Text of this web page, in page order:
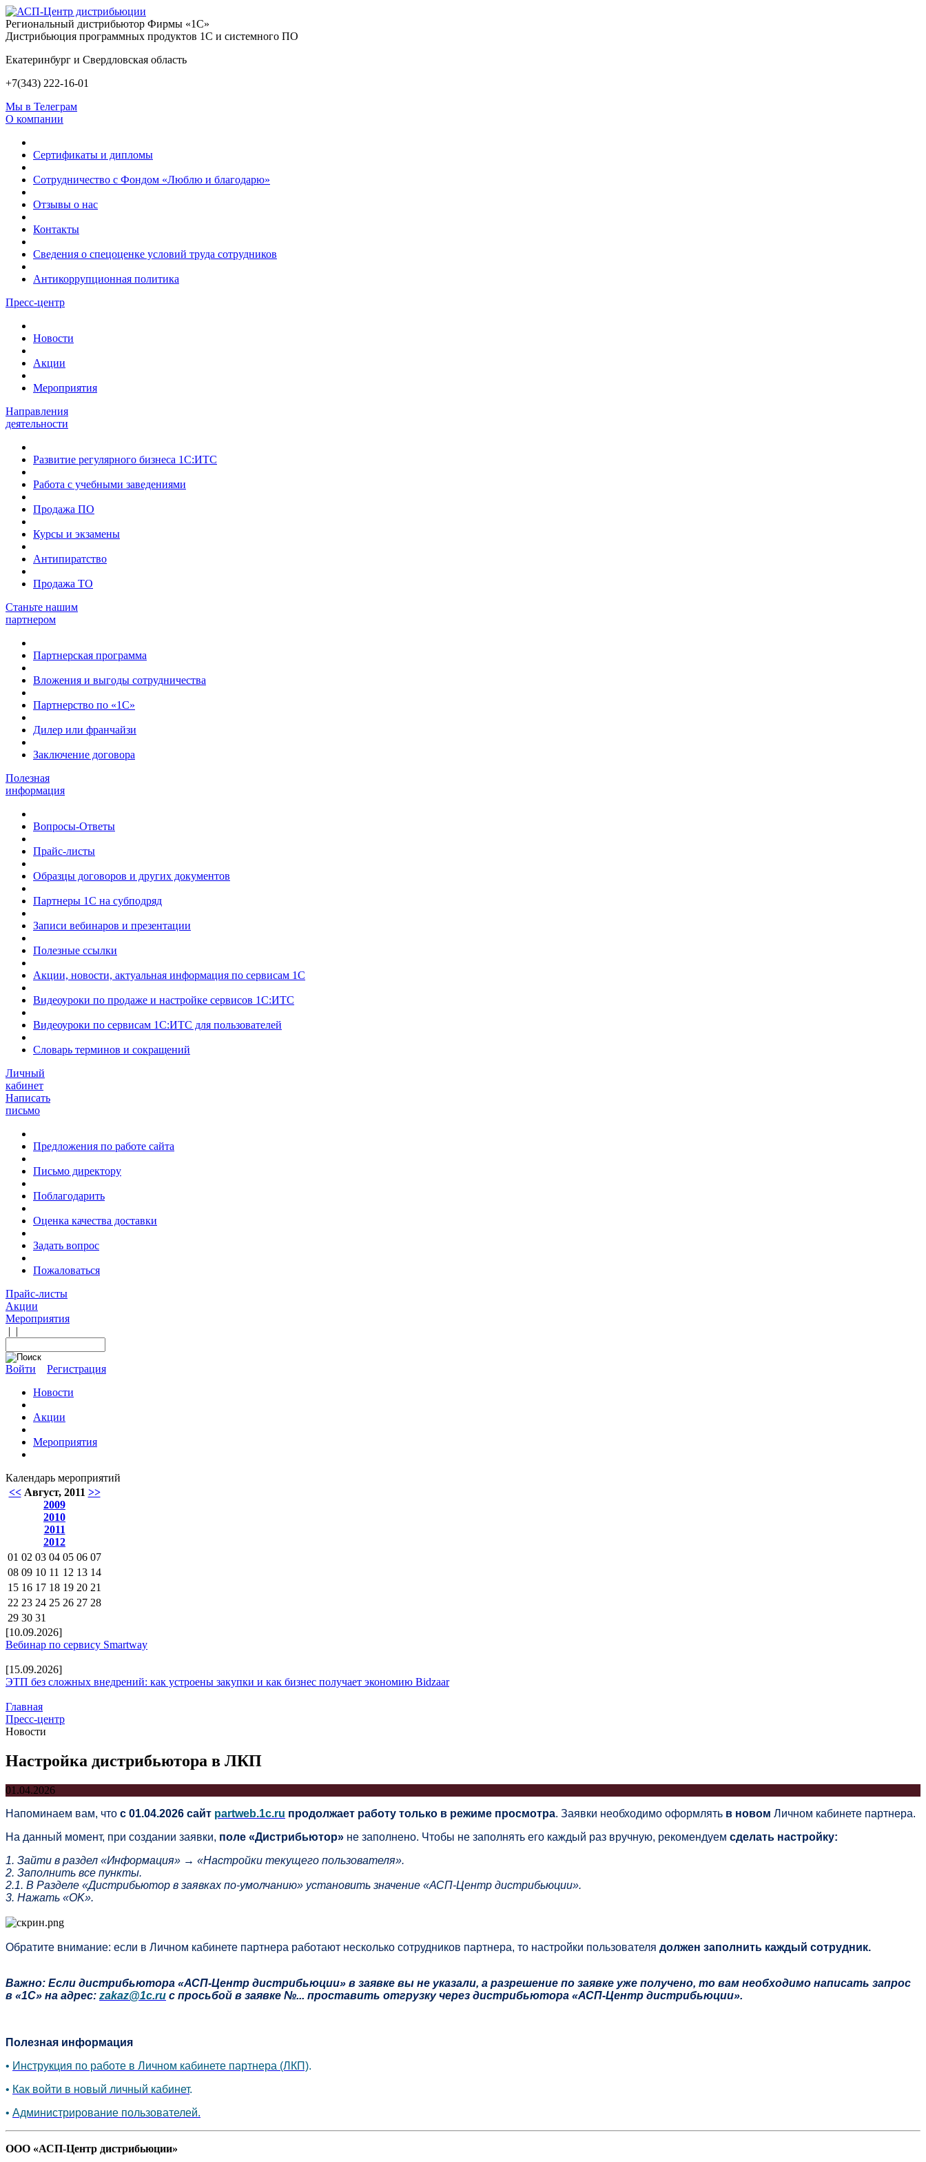
Региональный дистрибьютор Фирмы «1С»
Дистрибьюция программных продуктов 1С и системного ПО
Екатеринбург и Свердловская область
+7(343) 222-16-01
Мы в Телеграм
О компании
Сертификаты и дипломы
Сотрудничество с Фондом «Люблю и благодарю»
Отзывы о нас
Контакты
Сведения о спецоценке условий труда сотрудников
Антикоррупционная политика
Пресс-центр
Новости
Акции
Мероприятия
Направления
деятельности
Развитие регулярного бизнеса 1С:ИТС
Работа с учебными заведениями
Продажа ПО
Курсы и экзамены
Антипиратство
Продажа ТО
Станьте нашим
партнером
Партнерская программа
Вложения и выгоды сотрудничества
Партнерство по «1С»
Дилер или франчайзи
Заключение договора
Полезная
информация
Вопросы-Ответы
Прайс-листы
Образцы договоров и других документов
Партнеры 1С на субподряд
Записи вебинаров и презентации
Полезные ссылки
Акции, новости, актуальная информация по сервисам 1С
Видеоуроки по продаже и настройке сервисов 1С:ИТС
Видеоуроки по сервисам 1С:ИТС для пользователей
Словарь терминов и сокращений
Личный
кабинет
Написать
письмо
Предложения по работе сайта
Письмо директору
Поблагодарить
Оценка качества доставки
Задать вопрос
Пожаловаться
Прайс-листы
Акции
Мероприятия
| |
Войти
Регистрация
Новости
Акции
Мероприятия
Календарь мероприятий
<< Август, 2011 >>
2009
2010
2011
2012
01 02 03 04 05 06 07
08 09 10 11 12 13 14
15 16 17 18 19 20 21
22 23 24 25 26 27 28
29 30 31
[10.09.2026]
Вебинар по сервису Smartway
[15.09.2026]
ЭТП без сложных внедрений: как устроены закупки и как бизнес получает экономию Bidzaar
Главная
Пресс-центр
Новости
Настройка дистрибьютора в ЛКП
01.04.2026
Напоминаем вам, что с 01.04.2026 сайт partweb.1c.ru продолжает работу только в режиме просмотра. Заявки необходимо оформлять в новом Личном кабинете партнера.
На данный момент, при создании заявки, поле «Дистрибьютор» не заполнено. Чтобы не заполнять его каждый раз вручную, рекомендуем сделать настройку:
1. Зайти в раздел «Информация» → «Настройки текущего пользователя».
2. Заполнить все пункты.
2.1. В Разделе «Дистрибьютор в заявках по-умолчанию» установить значение «АСП-Центр дистрибьюции».
3. Нажать «OK».
Обратите внимание: если в Личном кабинете партнера работают несколько сотрудников партнера, то настройки пользователя должен заполнить каждый сотрудник.
Важно: Если дистрибьютора «АСП-Центр дистрибьюции» в заявке вы не указали, а разрешение по заявке уже получено, то вам необходимо написать запрос
в «1С» на адрес: zakaz@1c.ru с просьбой в заявке №... проставить отгрузку через дистрибьютора «АСП-Центр дистрибьюции».
Полезная информация
• Инструкция по работе в Личном кабинете партнера (ЛКП).
• Как войти в новый личный кабинет.
• Администрирование пользователей.
ООО «АСП-Центр дистрибьюции»